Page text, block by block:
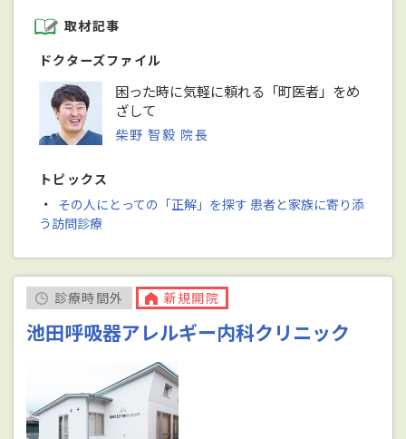
取材記事
ドクターズファイル
困った時に気軽に頼れる「町医者」をめ
ざして
柴野 智毅 院長
トピックス
・ その人にとっての「正解」を探す 患者と家族に寄り添
う訪問診療
診療時間外 新規開院
池田呼吸器アレルギー内科クリニック